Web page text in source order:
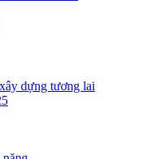
dựng tương lai